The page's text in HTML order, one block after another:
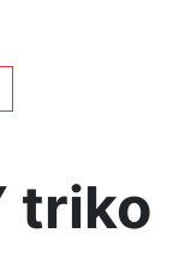
triko